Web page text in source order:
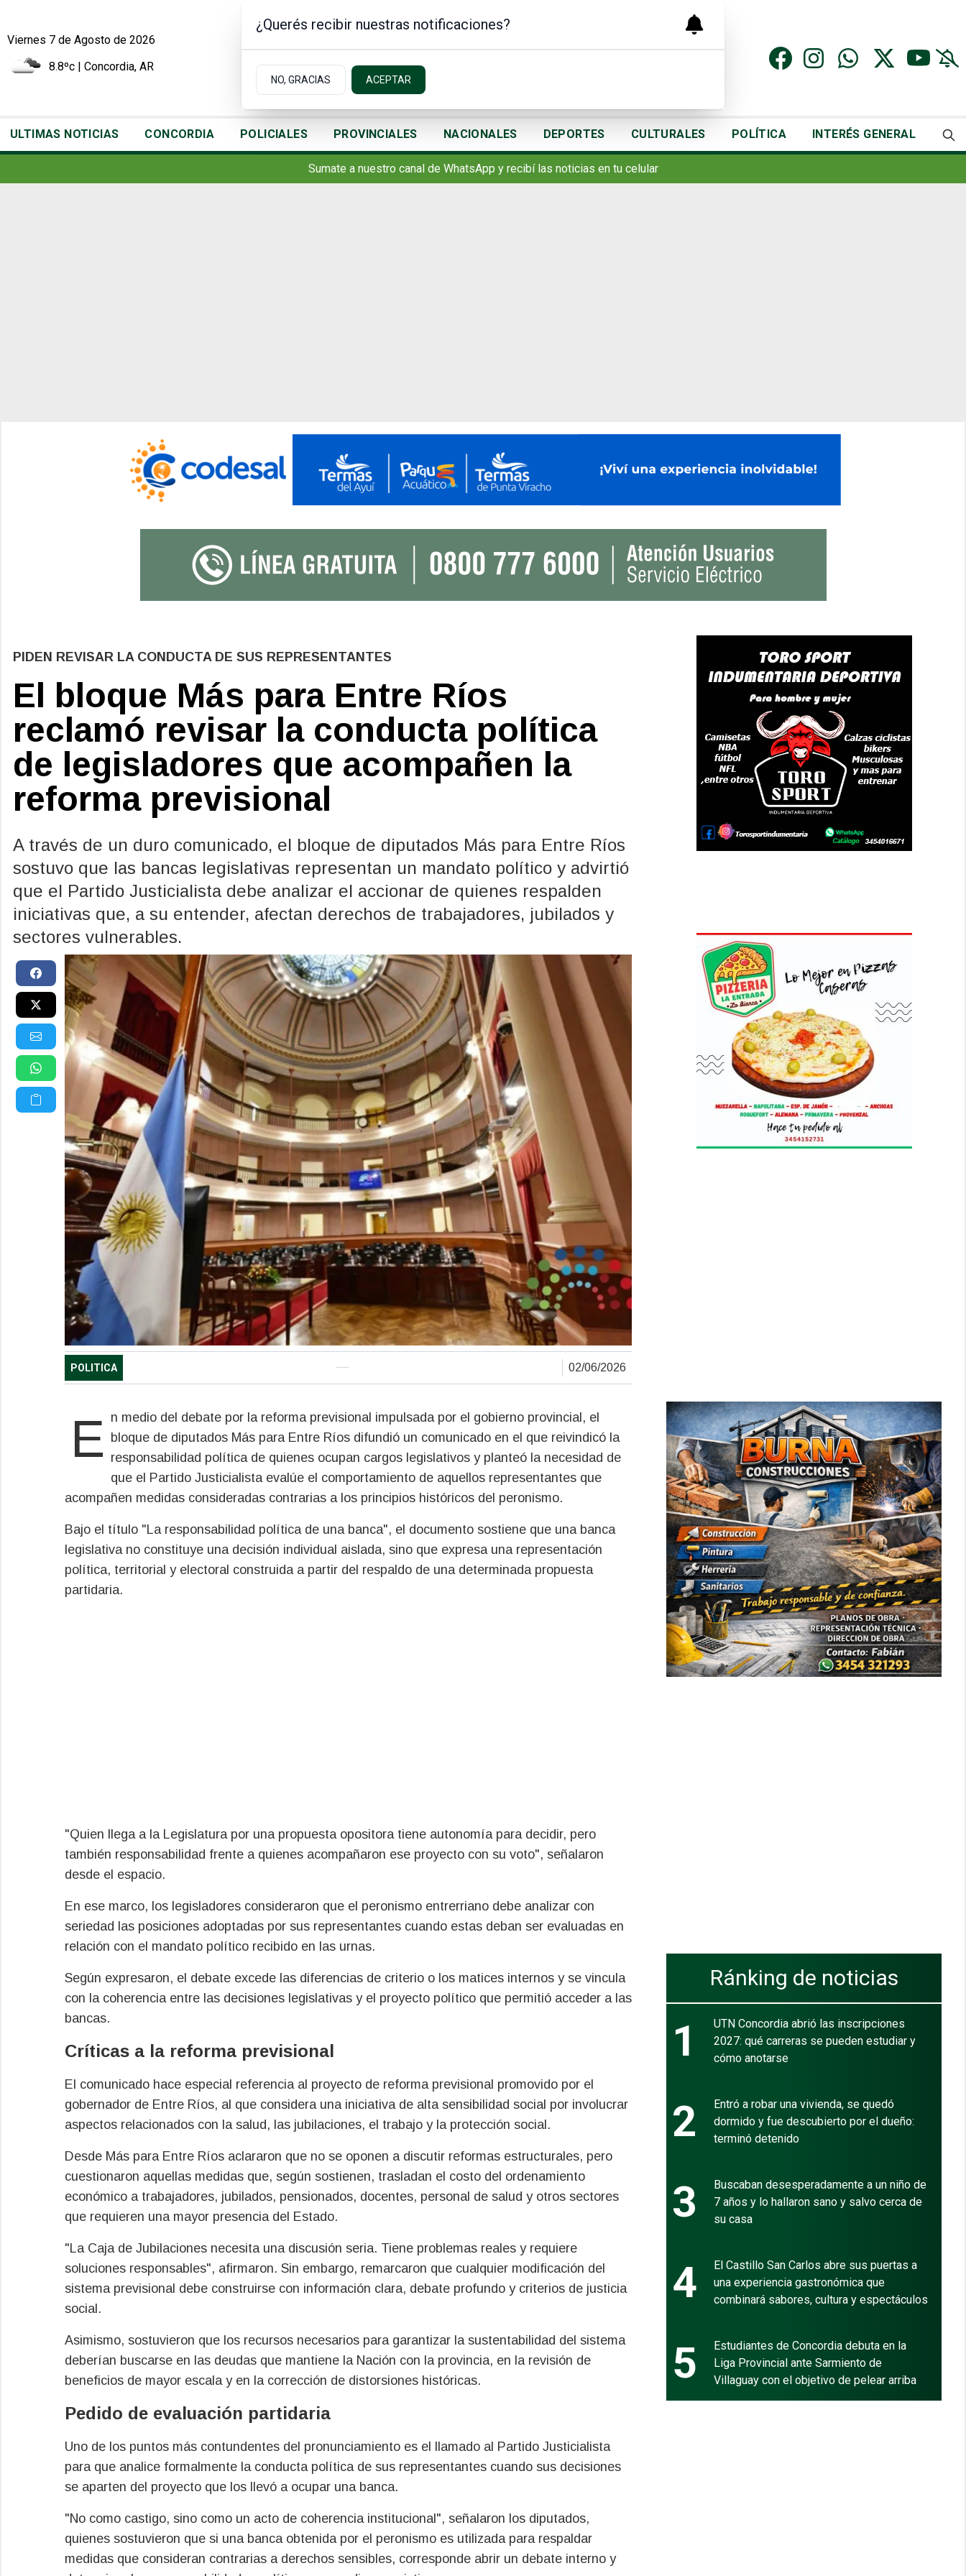
Viernes 7 de Agosto de 2026
8.8ºc | Concordia, AR
ULTIMAS NOTICIAS CONCORDIA POLICIALES PROVINCIALES NACIONALES DEPORTES CULTURALES POLÍTICA INTERÉS GENERAL
Sumate a nuestro canal de WhatsApp y recibí las noticias en tu celular
PIDEN REVISAR LA CONDUCTA DE SUS REPRESENTANTES
El bloque Más para Entre Ríos
reclamó revisar la conducta política
de legisladores que acompañen la
reforma previsional
A través de un duro comunicado, el bloque de diputados Más para Entre Ríos
sostuvo que las bancas legislativas representan un mandato político y advirtió
que el Partido Justicialista debe analizar el accionar de quienes respalden
iniciativas que, a su entender, afectan derechos de trabajadores, jubilados y
sectores vulnerables.
POLITICA 02/06/2026
En medio del debate por la reforma previsional impulsada por el gobierno provincial, el bloque de diputados Más para Entre Ríos difundió un comunicado en el que reivindicó la
responsabilidad política de quienes ocupan cargos legislativos y planteó la necesidad de
que el Partido Justicialista evalúe el comportamiento de aquellos representantes que
acompañen medidas consideradas contrarias a los principios históricos del peronismo.
Bajo el título "La responsabilidad política de una banca", el documento sostiene que una banca
legislativa no constituye una decisión individual aislada, sino que expresa una representación
política, territorial y electoral construida a partir del respaldo de una determinada propuesta
partidaria.
"Quien llega a la Legislatura por una propuesta opositora tiene autonomía para decidir, pero
también responsabilidad frente a quienes acompañaron ese proyecto con su voto", señalaron
desde el espacio.
En ese marco, los legisladores consideraron que el peronismo entrerriano debe analizar con
seriedad las posiciones adoptadas por sus representantes cuando estas deban ser evaluadas en
relación con el mandato político recibido en las urnas.
Según expresaron, el debate excede las diferencias de criterio o los matices internos y se vincula
con la coherencia entre las decisiones legislativas y el proyecto político que permitió acceder a las
bancas.
Críticas a la reforma previsional
El comunicado hace especial referencia al proyecto de reforma previsional promovido por el
gobernador de Entre Ríos, al que considera una iniciativa de alta sensibilidad social por involucrar
aspectos relacionados con la salud, las jubilaciones, el trabajo y la protección social.
Desde Más para Entre Ríos aclararon que no se oponen a discutir reformas estructurales, pero
cuestionaron aquellas medidas que, según sostienen, trasladan el costo del ordenamiento
económico a trabajadores, jubilados, pensionados, docentes, personal de salud y otros sectores
que requieren una mayor presencia del Estado.
"La Caja de Jubilaciones necesita una discusión seria. Tiene problemas reales y requiere
soluciones responsables", afirmaron. Sin embargo, remarcaron que cualquier modificación del
sistema previsional debe construirse con información clara, debate profundo y criterios de justicia
social.
Asimismo, sostuvieron que los recursos necesarios para garantizar la sustentabilidad del sistema
deberían buscarse en las deudas que mantiene la Nación con la provincia, en la revisión de
beneficios de mayor escala y en la corrección de distorsiones históricas.
Pedido de evaluación partidaria
Uno de los puntos más contundentes del pronunciamiento es el llamado al Partido Justicialista
para que analice formalmente la conducta política de sus representantes cuando sus decisiones
se aparten del proyecto que los llevó a ocupar una banca.
"No como castigo, sino como un acto de coherencia institucional", señalaron los diputados,
quienes sostuvieron que si una banca obtenida por el peronismo es utilizada para respaldar
medidas que consideran contrarias a derechos sensibles, corresponde abrir un debate interno y
Ránking de noticias
1
UTN Concordia abrió las inscripciones
2027: qué carreras se pueden estudiar y
cómo anotarse
2
Entró a robar una vivienda, se quedó
dormido y fue descubierto por el dueño:
terminó detenido
3
Buscaban desesperadamente a un niño de
7 años y lo hallaron sano y salvo cerca de
su casa
4
El Castillo San Carlos abre sus puertas a
una experiencia gastronómica que
combinará sabores, cultura y espectáculos
5
Estudiantes de Concordia debuta en la
Liga Provincial ante Sarmiento de
Villaguay con el objetivo de pelear arriba
¿Querés recibir nuestras notificaciones?
NO, GRACIAS ACEPTAR